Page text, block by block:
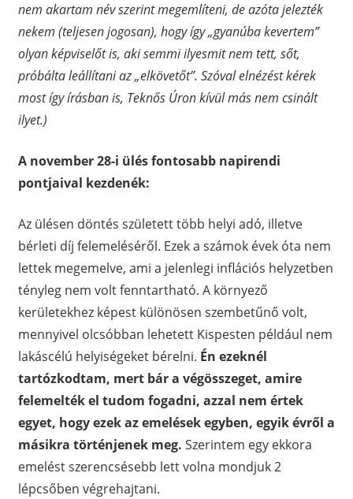
nem akartam név szerint megemlíteni, de azóta jelezték
nekem (teljesen jogosan), hogy így „gyanúba kevertem”
olyan képviselőt is, aki semmi ilyesmit nem tett, sőt,
próbálta leállítani az „elkövetőt”. Szóval elnézést kérek
most így írásban is, Teknős Úron kívül más nem csinált
ilyet.)
A november 28-i ülés fontosabb napirendi
pontjaival kezdenék:
Az ülésen döntés született több helyi adó, illetve
bérleti díj felemeléséről. Ezek a számok évek óta nem
lettek megemelve, ami a jelenlegi inflációs helyzetben
tényleg nem volt fenntartható. A környező
kerületekhez képest különösen szembetűnő volt,
mennyivel olcsóbban lehetett Kispesten például nem
lakáscélú helyiségeket bérelni. Én ezeknél
tartózkodtam, mert bár a végösszeget, amire
felemelték el tudom fogadni, azzal nem értek
egyet, hogy ezek az emelések egyben, egyik évről a
másikra történjenek meg. Szerintem egy ekkora
emelést szerencsésebb lett volna mondjuk 2
lépcsőben végrehajtani.